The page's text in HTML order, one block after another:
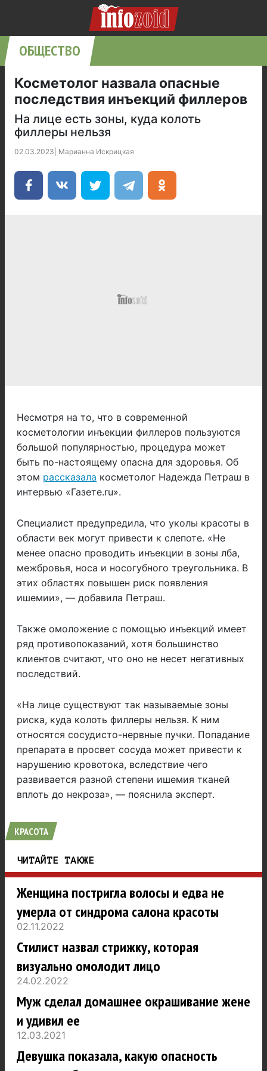
ОБЩЕСТВО
Косметолог назвала опасные
последствия инъекций филлеров
На лице есть зоны, куда колоть
филлеры нельзя
02.03.2023 Марианна Искрицкая
Несмотря на то, что в современной
косметологии инъекции филлеров пользуются
большой популярностью, процедура может
быть по-настоящему опасна для здоровья. Об
этом рассказала косметолог Надежда Петраш в
интервью «Газете.ru».
Специалист предупредила, что уколы красоты в
области век могут привести к слепоте. «Не
менее опасно проводить инъекции в зоны лба,
межбровья, носа и носогубного треугольника. В
этих областях повышен риск появления
ишемии», — добавила Петраш.
Также омоложение с помощью инъекций имеет
ряд противопоказаний, хотя большинство
клиентов считают, что оно не несет негативных
последствий.
«На лице существуют так называемые зоны
риска, куда колоть филлеры нельзя. К ним
относятся сосудисто-нервные пучки. Попадание
препарата в просвет сосуда может привести к
нарушению кровотока, вследствие чего
развивается разной степени ишемия тканей
вплоть до некроза», — пояснила эксперт.
КРАСОТА
ЧИТАЙТЕ ТАКЖЕ
Женщина постригла волосы и едва не
умерла от синдрома салона красоты
02.11.2022
Стилист назвал стрижку, которая
визуально омолодит лицо
24.02.2022
Муж сделал домашнее окрашивание жене
и удивил ее
12.03.2021
Девушка показала, какую опасность